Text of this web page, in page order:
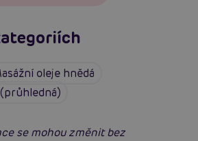
oleje hnědá
se mohou změnit bez